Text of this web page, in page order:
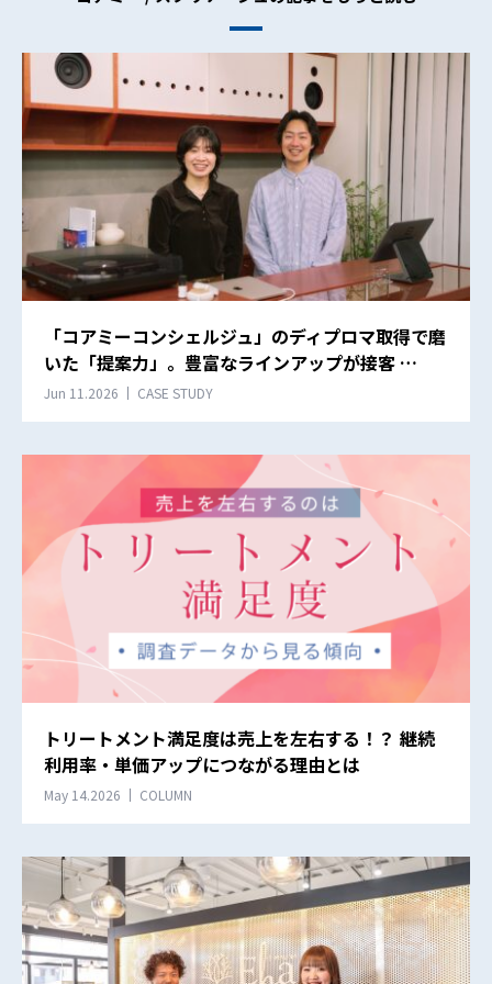
「コアミーコンシェルジュ」のディプロマ取得で磨
いた「提案力」。豊富なラインアップが接客 …
Jun 11.2026 CASE STUDY
トリートメント満足度は売上を左右する！？ 継続
利用率・単価アップにつながる理由とは
May 14.2026 COLUMN